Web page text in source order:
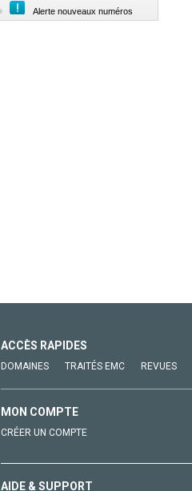
Alerte nouveaux numéros
ACCÈS RAPIDES
DOMAINES TRAITÉS EMC REVUES
MON COMPTE
CRÉER UN COMPTE
AIDE & SUPPORT